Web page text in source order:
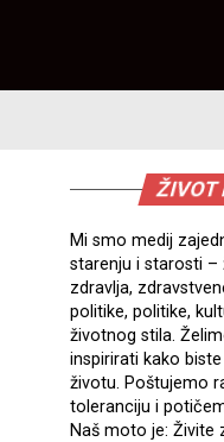
ŽIVOT
Mi smo medij
starenju i starosti –
zdravlja,
politike, politike,
životnog stila.
inspirirati kako
životu. Poštujemo
toleranciju i
Naš moto je: Živite